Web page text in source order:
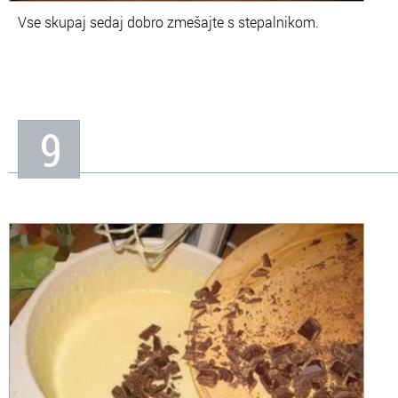
Vse skupaj sedaj dobro zmešajte s stepalnikom.
9